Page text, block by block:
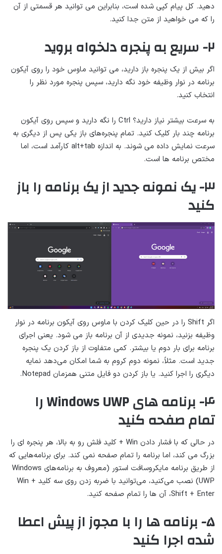
دهید. کل پیام کپی شده است، بنابراین می توانید هر قسمتی از آن
را که می خواهید از متن جدا کنید.
۲- سریع به پنجره دلخواه بروید
اگر بیش از یک پنجره باز دارید، می توانید ماوس خود را روی آیکون
برنامه در نوار وظیفه خود نگه دارید، سپس پنجره مورد نظر را
انتخاب کنید.
به سرعت بیشتر نیاز دارید؟ Ctrl را نگه دارید و سپس روی آیکون
برنامه چند بار کلیک کنید. تمام پنجره‌های باز یکی پس از دیگری به
سرعت نمایش داده می شوند. به اندازه alt+tab کارآمد است، اما
مختص برنامه ها است.
۳- یک نمونه جدید از یک برنامه را باز
کنید
اگر Shift را در حین کلیک کردن با ماوس روی آیکون برنامه در نوار
وظیفه بزنید، نمونه جدیدی از آن برنامه باز می شود. یعنی اجرای
برنامه برای بار دوم یا بیشتر. کمی متفاوت از باز کردن یک پنجره
جدید است. مثلاً، نمونه دوم کروم به شما امکان می‌دهد نمایه
دیگری را اجرا کنید. یا باز کردن دو فایل متنی همزمان Notepad.
۴- برنامه های Windows UWP را
تمام صفحه کنید
در حالی که با فشار دادن Win + کلید فلش رو به بالا، هر پنجره ای را
بزرگ می کند، اما برنامه را تمام صفحه نمی کند. برای برنامه‌هایی که
از طریق برنامه مایکروسافت استور (معروف به برنامه‌های Windows
UWP) نصب می‌کنید، می‌توانید با ضربه زدن روی سه کلید Win +
Shift + Enter، آن ها را تمام صفحه کنید.
۵- برنامه ها را با مجوز از پیش اعطا
شده اجرا کنید